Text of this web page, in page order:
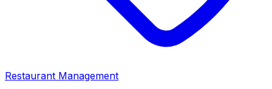
Restaurant Management